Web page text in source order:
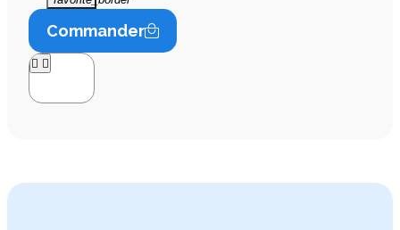
Commander
 